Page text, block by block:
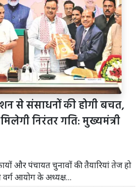
से संसाधनों की होगी बचत,
निरंतर गति: मुख्यमंत्री
और पंचायत चुनावों की तैयारियां तेज हो
वर्ग आयोग के अध्यक्ष...